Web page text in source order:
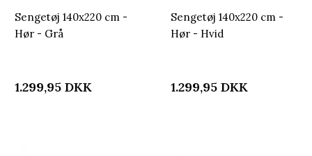
Sengetøj 140x220 cm -
Hør - Grå
1.299,95 DKK
Sengetøj 140x220 cm -
Hør - Hvid
1.299,95 DKK